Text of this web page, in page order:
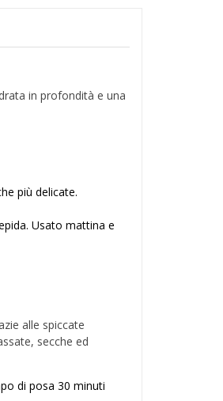
in profondità e una
più delicate.
Usato mattina e
alle spiccate
secche ed
di posa 30 minuti